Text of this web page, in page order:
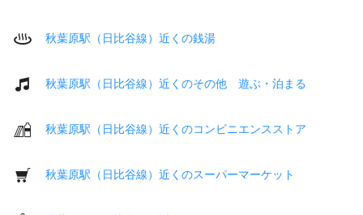
秋葉原駅（日比谷線）近くの銭湯
秋葉原駅（日比谷線）近くのその他 遊ぶ・泊まる
秋葉原駅（日比谷線）近くのコンビニエンスストア
秋葉原駅（日比谷線）近くのスーパーマーケット